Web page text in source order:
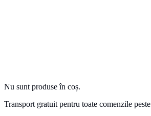
Nu sunt produse în coș.
Transport gratuit pentru toate comenzile peste